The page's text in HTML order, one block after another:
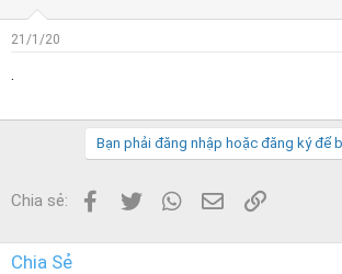
d
s
t
21/1/20
Bạn phải đăng nhập hoặc đăng ký để
Chia sẻ: Facebook
Twitter WhatsApp
EmailLink
Chia Sẻ